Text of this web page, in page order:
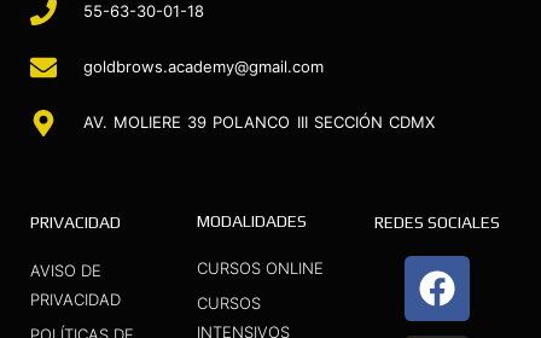
55-63-30-01-18
goldbrows.academy@gmail.com
AV. MOLIERE 39 POLANCO III SECCIÓN CDMX
PRIVACIDAD
AVISO DE
PRIVACIDAD
MODALIDADES
CURSOS ONLINE
CURSOS
INTENSIVOS
REDES SOCIALES
F
a
I
n
Y
o